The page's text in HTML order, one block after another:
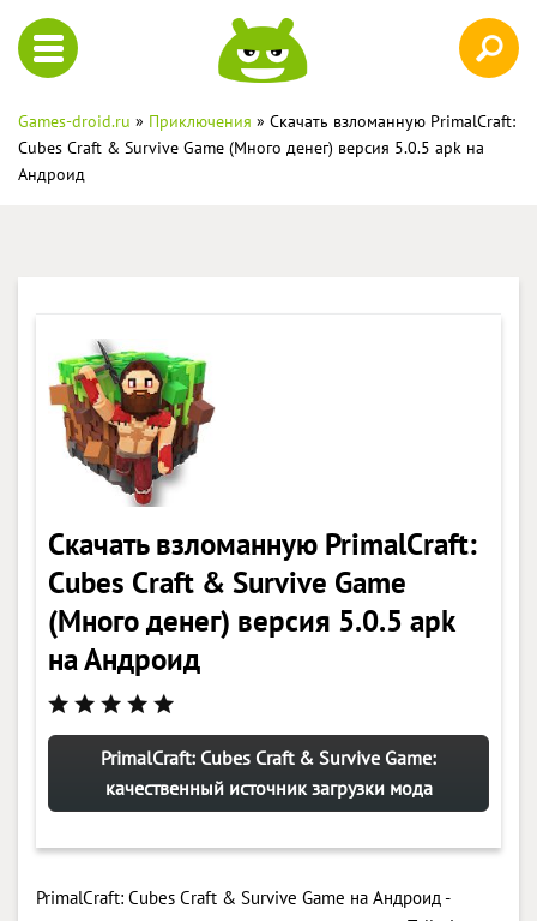
Games-droid.ru » Приключения » Скачать взломанную PrimalCraft:
Cubes Craft & Survive Game (Много денег) версия 5.0.5 apk на
Андроид
Скачать взломанную PrimalCraft:
Cubes Craft & Survive Game
(Много денег) версия 5.0.5 apk
на Андроид
PrimalCraft: Cubes Craft & Survive Game:
качественный источник загрузки мода
PrimalCraft: Cubes Craft & Survive Game на Андроид -